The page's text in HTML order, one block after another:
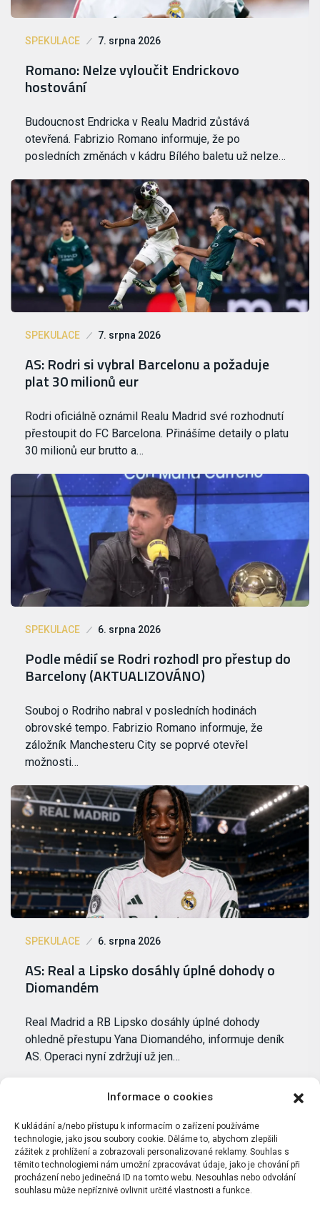
Informace o cookies
K ukládání a/nebo přístupu k informacím o zařízení používáme
technologie, jako jsou soubory cookie. Děláme to, abychom zlepšili
zážitek z prohlížení a zobrazovali personalizované reklamy. Souhlas s
těmito technologiemi nám umožní zpracovávat údaje, jako je chování při
procházení nebo jedinečná ID na tomto webu. Nesouhlas nebo odvolání
souhlasu může nepříznivě ovlivnit určité vlastnosti a funkce.
SPEKULACE 7. srpna 2026
Romano: Nelze vyloučit Endrickovo
hostování
Budoucnost Endricka v Realu Madrid zůstává
otevřená. Fabrizio Romano informuje, že po
posledních změnách v kádru Bílého baletu už nelze…
SPEKULACE 7. srpna 2026
AS: Rodri si vybral Barcelonu a požaduje
plat 30 milionů eur
Rodri oficiálně oznámil Realu Madrid své rozhodnutí
přestoupit do FC Barcelona. Přinášíme detaily o platu
30 milionů eur brutto a…
SPEKULACE 6. srpna 2026
Podle médií se Rodri rozhodl pro přestup do
Barcelony (AKTUALIZOVÁNO)
Souboj o Rodriho nabral v posledních hodinách
obrovské tempo. Fabrizio Romano informuje, že
záložník Manchesteru City se poprvé otevřel
možnosti…
SPEKULACE 6. srpna 2026
AS: Real a Lipsko dosáhly úplné dohody o
Diomandém
Real Madrid a RB Lipsko dosáhly úplné dohody
ohledně přestupu Yana Diomandého, informuje deník
AS. Operaci nyní zdržují už jen…